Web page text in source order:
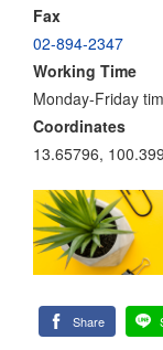
Fax
02-894-2347
Working Time
Monday-Friday
Coordinates
13.65796,
Share